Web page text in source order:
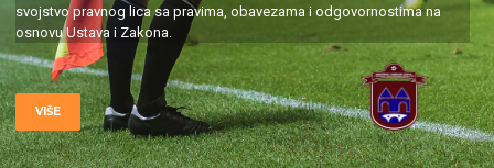
svojstvo pravnog lica sa pravima, obavezama i odgovornostima na
osnovu Ustava i Zakona.
VIŠE